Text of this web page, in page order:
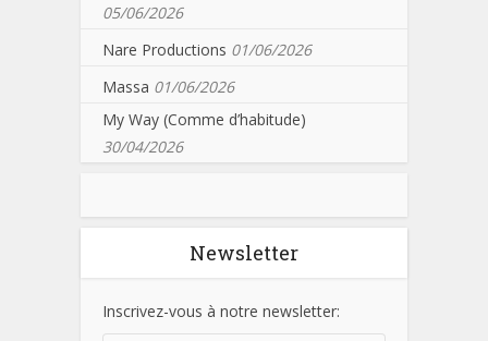
05/06/2026
Nare Productions 01/06/2026
Massa 01/06/2026
My Way (Comme d’habitude)
30/04/2026
Newsletter
Inscrivez-vous à notre newsletter: